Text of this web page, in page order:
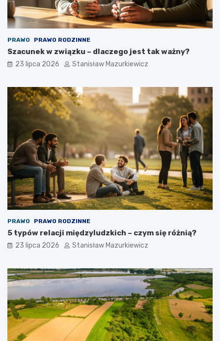
PRAWO PRAWO RODZINNE
Szacunek w związku – dlaczego jest tak ważny?
23 lipca 2026 Stanisław Mazurkiewicz
PRAWO PRAWO RODZINNE
5 typów relacji międzyludzkich – czym się różnią?
23 lipca 2026 Stanisław Mazurkiewicz